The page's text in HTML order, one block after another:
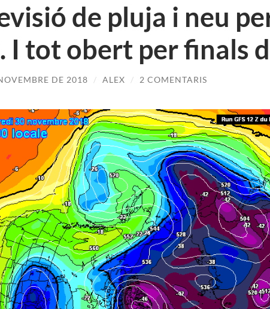
de pluja i neu
I tot obert per finals
DE 2018 / ALEX / 2 COMENTARIS